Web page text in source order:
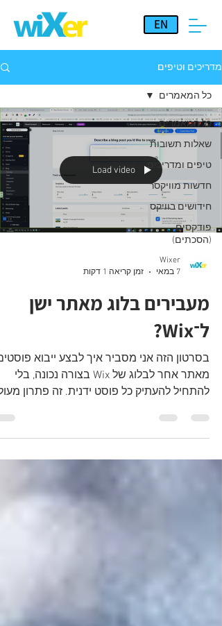
EN
מדריכים וטיפים
כל המאמרים
שאלות תשובות
טיפים ומדריכים
חדשות מוויקסר
חידושים בוויקס
פודקסים
(הסכתים)
כל המאמרים
Load video
Wixer
7 במאי
זמן קריאה 1 דקות
מעבירים בלוג מאתר ישן
ל־Wix?
בסרטון הזה אני מסביר איך לבצע ייבוא
מאתר אחר לבלוג של Wix בצורה נכונה, בלי
להתחיל להעתיק כל פוסט ידנית. זה פתרון
ורוצה לשמור על התוכן, התמונות והערך של
האתר הקיים.